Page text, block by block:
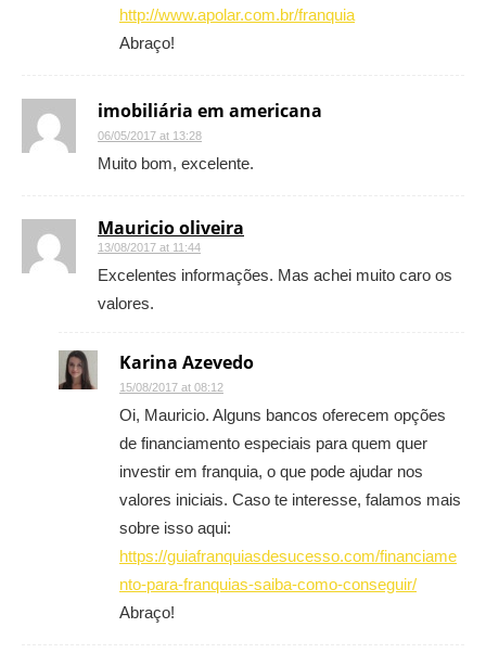
http://www.apolar.com.br/franquia
Abraço!
imobiliária em americana
06/05/2017 at 13:28
Muito bom, excelente.
Mauricio oliveira
13/08/2017 at 11:44
Excelentes informações. Mas achei muito caro os
valores.
Karina Azevedo
15/08/2017 at 08:12
Oi, Mauricio. Alguns bancos oferecem opções
de financiamento especiais para quem quer
investir em franquia, o que pode ajudar nos
valores iniciais. Caso te interesse, falamos mais
sobre isso aqui:
https://guiafranquiasdesucesso.com/financiame
nto-para-franquias-saiba-como-conseguir/
Abraço!